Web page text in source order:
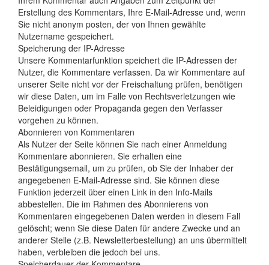
Erstellung des Kommentars, Ihre E-Mail-Adresse und, wenn
Sie nicht anonym posten, der von Ihnen gewählte
Nutzername gespeichert.
Speicherung der IP-Adresse
Unsere Kommentarfunktion speichert die IP-Adressen der
Nutzer, die Kommentare verfassen. Da wir Kommentare auf
unserer Seite nicht vor der Freischaltung prüfen, benötigen
wir diese Daten, um im Falle von Rechtsverletzungen wie
Beleidigungen oder Propaganda gegen den Verfasser
vorgehen zu können.
Abonnieren von Kommentaren
Als Nutzer der Seite können Sie nach einer Anmeldung
Kommentare abonnieren. Sie erhalten eine
Bestätigungsemail, um zu prüfen, ob Sie der Inhaber der
angegebenen E-Mail-Adresse sind. Sie können diese
Funktion jederzeit über einen Link in den Info-Mails
abbestellen. Die im Rahmen des Abonnierens von
Kommentaren eingegebenen Daten werden in diesem Fall
gelöscht; wenn Sie diese Daten für andere Zwecke und an
anderer Stelle (z.B. Newsletterbestellung) an uns übermittelt
haben, verbleiben die jedoch bei uns.